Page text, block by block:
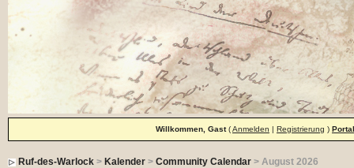
Willkommen, Gast(Anmelden | Registrierung ) Portal
Ruf-des-Warlock> Kalender> Community Calendar> August 2026